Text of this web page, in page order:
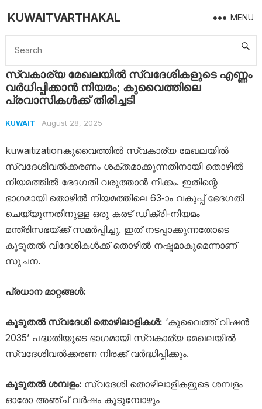
KUWAITVARTHAKAL MENU
Home Kuwait സ്വകാര്യ മേഖലയിൽ സ്വദേശികളുടെ എണ്ണം വർധിപ്പിക്കാൻ നിയമം; കുവൈത്തിലെ പ്രവാസികൾക്ക് തിരിച്ചടി
സ്വകാര്യ മേഖലയിൽ സ്വദേശികളുടെ എണ്ണം
വർധിപ്പിക്കാൻ നിയമം; കുവൈത്തിലെ
പ്രവാസികൾക്ക് തിരിച്ചടി
KUWAIT August 28, 2025
kuwaitizationകുവൈത്തിൽ സ്വകാര്യ മേഖലയിൽ
സ്വദേശിവൽക്കരണം ശക്തമാക്കുന്നതിനായി തൊഴിൽ
നിയമത്തിൽ ഭേദഗതി വരുത്താൻ നീക്കം. ഇതിന്റെ
ഭാഗമായി തൊഴിൽ നിയമത്തിലെ 63-ാം വകുപ്പ് ഭേദഗതി
ചെയ്യുന്നതിനുള്ള ഒരു കരട് ഡിക്രി-നിയമം
മന്ത്രിസഭയ്ക്ക് സമർപ്പിച്ചു. ഇത് നടപ്പാക്കുന്നതോടെ
കൂടുതൽ വിദേശികൾക്ക് തൊഴിൽ നഷ്ടമാകുമെന്നാണ്
സൂചന.
പ്രധാന മാറ്റങ്ങൾ:
കൂടുതൽ സ്വദേശി തൊഴിലാളികൾ: ‘കുവൈത്ത് വിഷൻ
2035’ പദ്ധതിയുടെ ഭാഗമായി സ്വകാര്യ മേഖലയിൽ
സ്വദേശിവൽക്കരണ നിരക്ക് വർദ്ധിപ്പിക്കും.
കൂടുതൽ ശമ്പളം: സ്വദേശി തൊഴിലാളികളുടെ ശമ്പളം
ഓരോ അഞ്ച് വർഷം കൂടുമ്പോഴും